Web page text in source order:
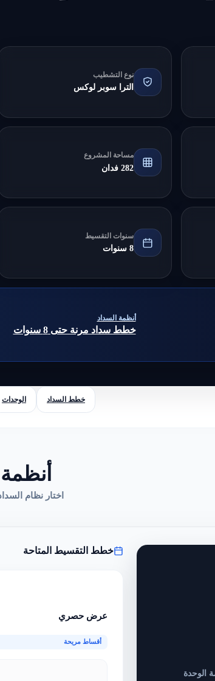
نوع التشطيب
الترا سوبر لوكس
مساحة المشروع
282 فدان
سنوات التقسيط
8 سنوات
أنظمة السداد
خطط سداد مرنة حتى 8 سنوات
خطط السداد الوحدات
اختار نظام
الوحدة
خطط التقسيط المتاحة
عرض حصري
أقساط مريحة